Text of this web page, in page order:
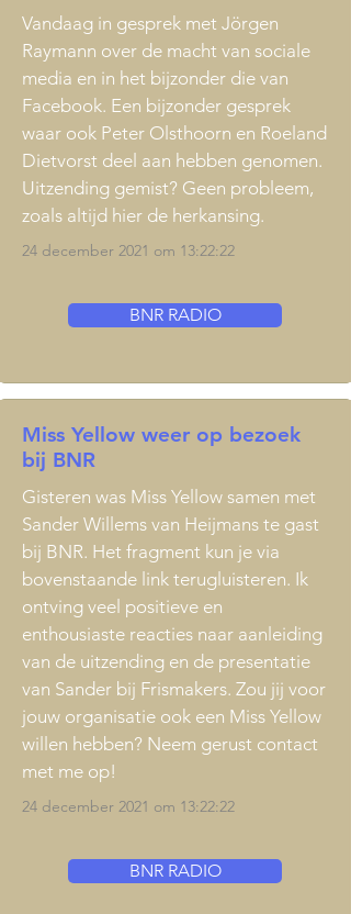
Vandaag in gesprek met Jörgen
Raymann over de macht van sociale
media en in het bijzonder die van
Facebook. Een bijzonder gesprek
waar ook Peter Olsthoorn en Roeland
Dietvorst deel aan hebben genomen.
Uitzending gemist? Geen probleem,
zoals altijd hier de herkansing.
24 december 2021 om 13:22:22
BNR RADIO
Miss Yellow weer op bezoek
bij BNR
Gisteren was Miss Yellow samen met
Sander Willems van Heijmans te gast
bij BNR. Het fragment kun je via
bovenstaande link terugluisteren. Ik
ontving veel positieve en
enthousiaste reacties naar aanleiding
van de uitzending en de presentatie
van Sander bij Frismakers. Zou jij voor
jouw organisatie ook een Miss Yellow
willen hebben? Neem gerust contact
met me op!
24 december 2021 om 13:22:22
BNR RADIO